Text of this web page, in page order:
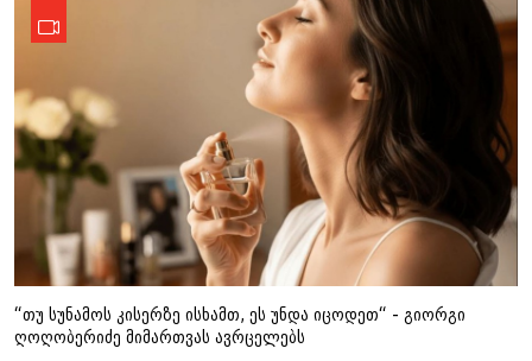
“თუ სუნამოს კისერზე ისხამთ, ეს უნდა იცოდეთ“ - გიორგი
ღოღობერიძე მიმართვას ავრცელებს